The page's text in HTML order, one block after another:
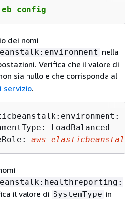
eb config
dei nomi
nella
Verifica che il valore di
sia nullo e che corrisponda al
servizio.
LoadBalanced
aws-
il valore di SystemType in